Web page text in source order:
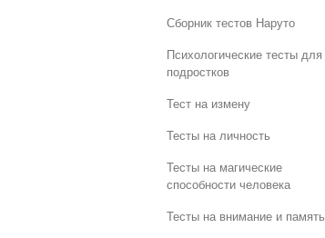
Сборник тестов Наруто
Психологические тесты для
подростков
Тест на измену
Тесты на личность
Тесты на магические
способности человека
Тесты на внимание и память